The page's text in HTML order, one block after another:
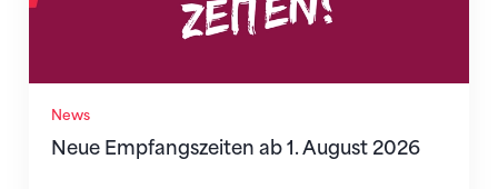
News
Neue Empfangszeiten ab 1. August 2026